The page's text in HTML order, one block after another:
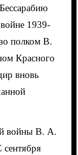
1939-
полком В.
Красного
вновь
войны В. А.